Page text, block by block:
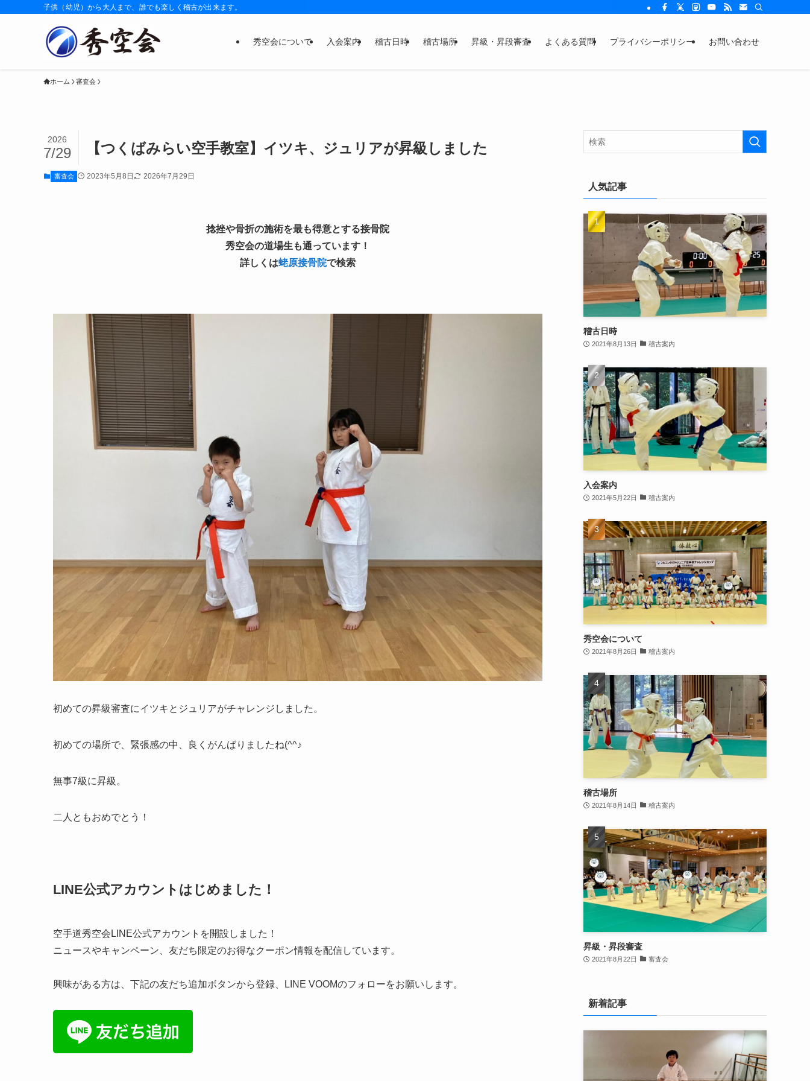
子供（幼児）から大人まで、誰でも楽しく稽古が出来ます。
秀空会について 入会案内 稽古日時 稽古場所 昇級・昇段審査 よくある質問 プライバシーポリシー お問い合わせ
ホーム 審査会
【つくばみらい空手教室】イツキ、ジュリアが昇級しました
2026
7/29
審査会 2023年5月8日 2026年7月29日
捻挫や骨折の施術を最も得意とする接骨院
秀空会の道場生も通っています！
詳しくは蛯原接骨院で検索
初めての昇級審査にイツキとジュリアがチャレンジしました。
初めての場所で、緊張感の中、良くがんばりましたね(^^♪
無事7級に昇級。
二人ともおめでとう！
LINE公式アカウントはじめました！
空手道秀空会LINE公式アカウントを開設しました！
ニュースやキャンペーン、友だち限定のお得なクーポン情報を配信しています。
興味がある方は、下記の友だち追加ボタンから登録、LINE VOOMのフォローをお願いします。
人気記事
稽古日時
2021年8月13日 稽古案内
入会案内
2021年5月22日 稽古案内
秀空会について
2021年8月26日 稽古案内
稽古場所
2021年8月14日 稽古案内
昇級・昇段審査
2021年8月22日 審査会
新着記事